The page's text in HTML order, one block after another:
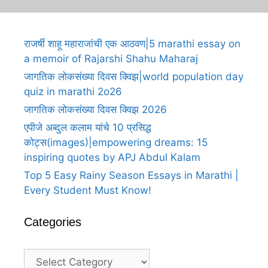
राजर्षी शाहू महाराजांची एक आठवण|5 marathi essay on
a memoir of Rajarshi Shahu Maharaj
जागतिक लोकसंख्या दिवस क्विझ|world population day
quiz in marathi 2o26
जागतिक लोकसंख्या दिवस क्विझ 2026
एपीजे अब्दुल कलाम यांचे 10 प्रसिद्ध
कोट्स(images)|empowering dreams: 15
inspiring quotes by APJ Abdul Kalam
Top 5 Easy Rainy Season Essays in Marathi |
Every Student Must Know!
Categories
Categories